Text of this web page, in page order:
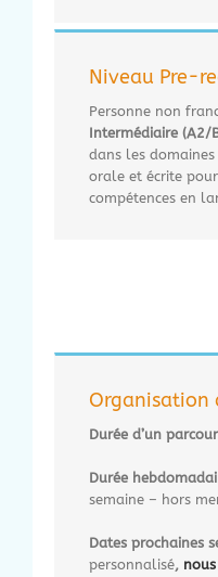
Niveau Pre-
Personne non
Intermédiaire (A2/
dans les
orale et écrite
compétences en
Organisation
Durée d’un
Durée
semaine – hors
Dates prochaines
personnalisé,